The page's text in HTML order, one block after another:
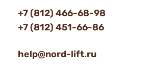
+7 (812) 466-68-98
+7 (812) 451-66-86
help@nord-lift.ru